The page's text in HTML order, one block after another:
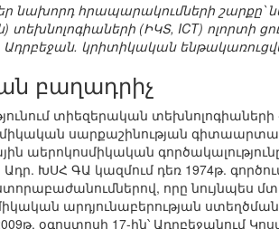
նախորդ հրապարակումների
(ԻԿՏ, ICT) ոլորտի
կրիտիկական
բաղադրիչ
տիեզերական տեխնոլոգիաների
սարքաշինության
աերոկոսմիկական
ԽՍՀ ԳԱ կազմում դեռ 1974թ.
որը նույնպես
արդյունաբերության
օգոստոսի 17-ին՝ Ադրբեջանում